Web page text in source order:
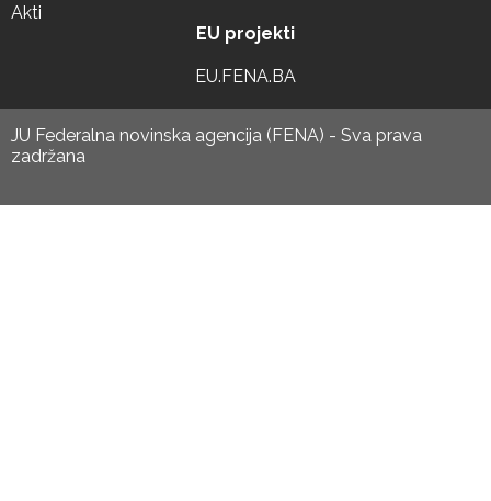
Akti
EU projekti
EU.FENA.BA
JU Federalna novinska agencija (FENA) - Sva prava
zadržana